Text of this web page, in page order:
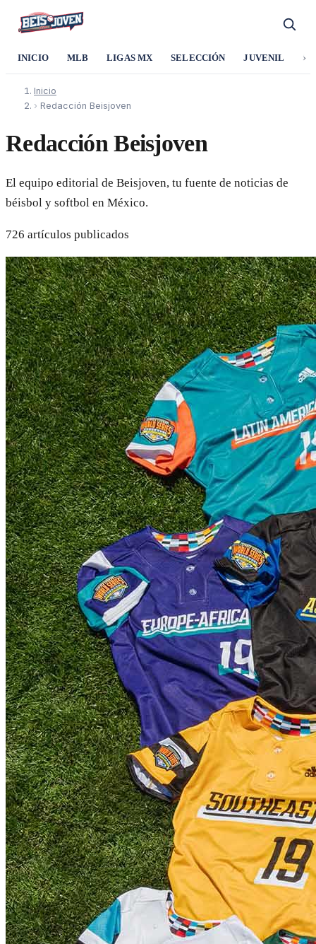
INICIO MLB LIGAS MX SELECCIÓN JUVENIL ›
Inicio
› Redacción Beisjoven
Redacción Beisjoven
El equipo editorial de Beisjoven, tu fuente de noticias de
béisbol y softbol en México.
726 artículos publicados